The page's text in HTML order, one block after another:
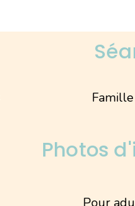
Photos